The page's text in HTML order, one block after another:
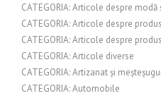
CATEGORIA: Articole despre modă
CATEGORIA: Articole despre
CATEGORIA: Articole despre
CATEGORIA: Articole diverse
CATEGORIA: Artizanat și
CATEGORIA: Automobile